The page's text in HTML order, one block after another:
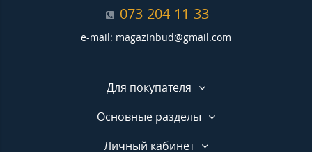
073-204-11-33
e-mail: magazinbud@gmail.com
Для покупателя
Основные разделы
Личный кабинет